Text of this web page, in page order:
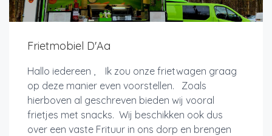
Frietmobiel D'Aa
Hallo iedereen , Ik zou onze frietwagen graag
op deze manier even voorstellen. Zoals
hierboven al geschreven bieden wij vooral
frietjes met snacks. Wij beschikken ook dus
over een vaste Frituur in ons dorp en brengen